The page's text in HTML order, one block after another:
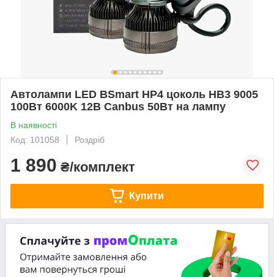
Автолампи LED BSmart HP4 цоколь HB3 9005
100Вт 6000K 12В Canbus 50Вт на лампу
В наявності
Код: 101058
Роздріб
1 890 ₴/комплект
Купити